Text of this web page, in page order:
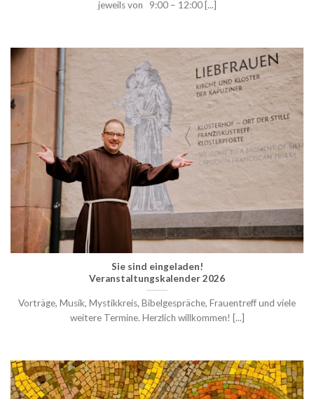
jeweils von 9:00 – 12:00 [...]
Sie sind eingeladen!
Veranstaltungskalender 2026
Vorträge, Musik, Mystikkreis, Bibelgespräche, Frauentreff und viele
weitere Termine. Herzlich willkommen! [...]